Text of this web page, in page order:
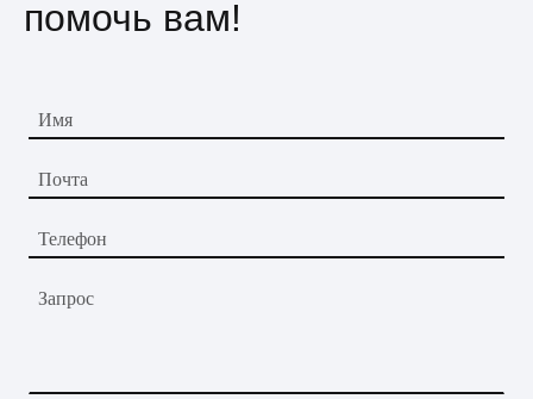
помочь вам!
Имя
Почта
Телефон
Запрос